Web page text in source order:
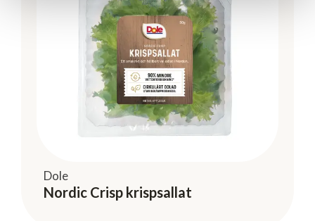
Dole
Nordic Crisp krispsallat